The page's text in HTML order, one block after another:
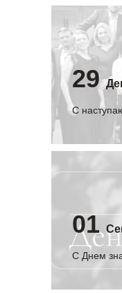
29
С
01
C Днем